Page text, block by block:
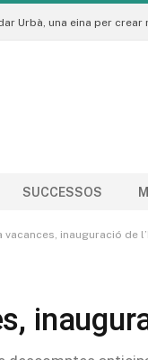
SUCCESSOS
vacances, inauguració de